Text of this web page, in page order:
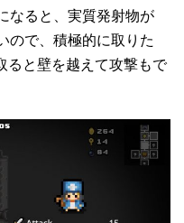
なると、実質発射物が
ので、積極的に取りた
ると壁を越えて攻撃もで